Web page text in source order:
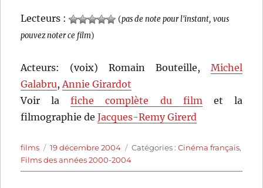
Lecteurs : (pas de note pour l'instant, vous
pouvez noter ce film)
Acteurs: (voix) Romain Bouteille, Michel
Galabru,Annie Girardot
Voir lafiche complète du filmet la
filmographie deJacques-Remy Girerd
Auteur
films
Publié
le
19 décembre 2004 Catégories
Catégories :Cinéma français,
Films des années 2000-2004